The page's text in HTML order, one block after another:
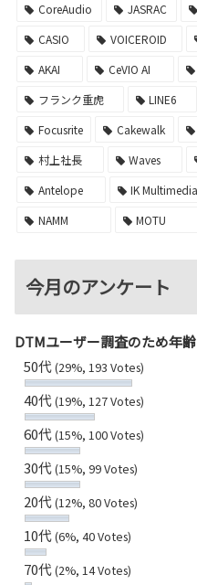
CoreAudio
JASRAC
CASIO
VOICEROID
AKAI
CeVIO AI
フランク重虎
LINE6
Focusrite
Cakewalk
村上社長
Waves
Antelope
IK Multimedia
NAMM
MOTU
今月のアンケート
DTMユーザー調査のため年
50代(29%, 193 Votes)
40代(19%, 127 Votes)
60代(15%, 100 Votes)
30代(15%, 99 Votes)
20代(12%, 80 Votes)
10代(6%, 40 Votes)
70代(2%, 14 Votes)